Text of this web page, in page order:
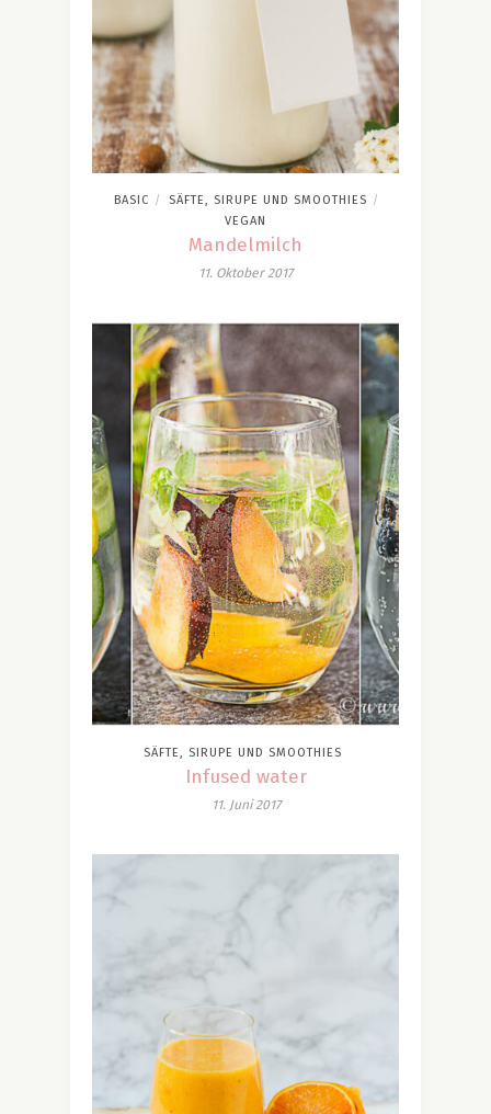
BASIC / SÄFTE, SIRUPE UND SMOOTHIES /
VEGAN
Mandelmilch
11. Oktober 2017
SÄFTE, SIRUPE UND SMOOTHIES
Infused water
11. Juni 2017